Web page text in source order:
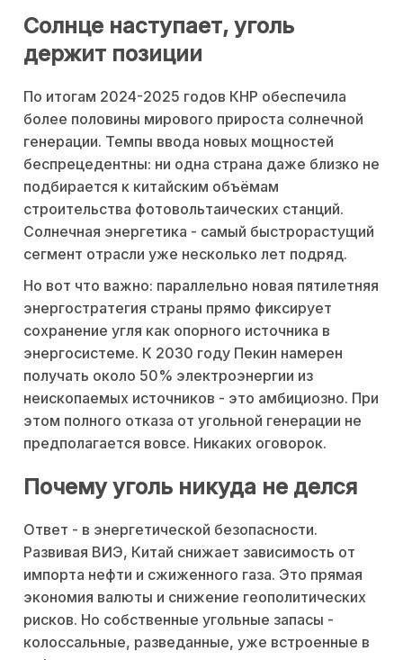
Солнце наступает, уголь
держит позиции
По итогам 2024-2025 годов КНР обеспечила
более половины мирового прироста солнечной
генерации. Темпы ввода новых мощностей
беспрецедентны: ни одна страна даже близко не
подбирается к китайским объёмам
строительства фотовольтаических станций.
Солнечная энергетика - самый быстрорастущий
сегмент отрасли уже несколько лет подряд.
Но вот что важно: параллельно новая пятилетняя
энергостратегия страны прямо фиксирует
сохранение угля как опорного источника в
энергосистеме. К 2030 году Пекин намерен
получать около 50% электроэнергии из
неископаемых источников - это амбициозно. При
этом полного отказа от угольной генерации не
предполагается вовсе. Никаких оговорок.
Почему уголь никуда не делся
Ответ - в энергетической безопасности.
Развивая ВИЭ, Китай снижает зависимость от
импорта нефти и сжиженного газа. Это прямая
экономия валюты и снижение геополитических
рисков. Но собственные угольные запасы -
колоссальные, разведанные, уже встроенные в